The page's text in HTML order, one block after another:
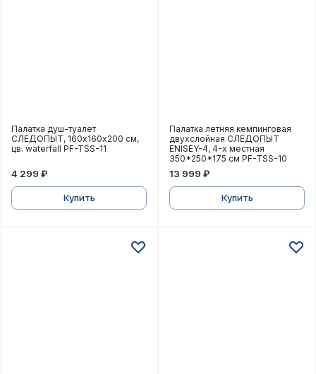
Палатка душ-туалет СЛЕДОПЫТ, 160х160х200 см,
Палатка душ-туалет
СЛЕДОПЫТ, 160х160х200 см,
цв. waterfall PF-TSS-11
4 299 ₽
Купить
Палатка летняя
Палатка летняя кемпинговая
двухслойная СЛЕДОПЫТ
ENISEY-4, 4-х местная
350*250*175 см PF-TSS-10
13 999 ₽
Купить